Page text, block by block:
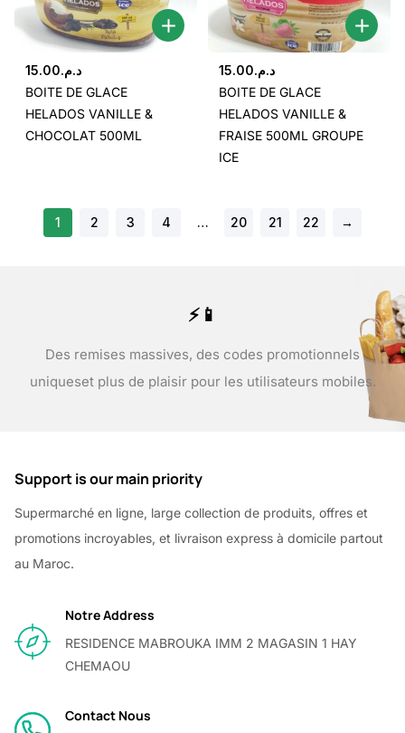
د.م.15.00
BOITE DE GLACE
HELADOS VANILLE &
CHOCOLAT 500ML
د.م.15.00
BOITE DE GLACE
HELADOS VANILLE &
FRAISE 500ML GROUPE
ICE
1 2 3 4 … 20 21 22 →
⚡📱
Des remises massives, des codes promotionnels
uniqueset plus de plaisir pour les utilisateurs mobiles.
Support is our main priority
Supermarché en ligne, large collection de produits, offres et
promotions incroyables, et livraison express à domicile partout
au Maroc.
Notre Address
RESIDENCE MABROUKA IMM 2 MAGASIN 1 HAY
CHEMAOU
Contact Nous